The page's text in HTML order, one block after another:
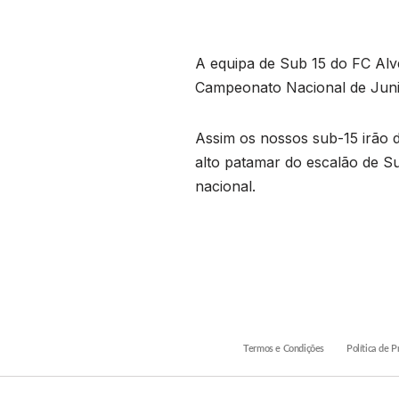
A equipa de Sub 15 do FC
Campeonato Nacional de
Assim os nossos sub-15 irão
alto patamar do escalão de
nacional.
Termos e Condições Política de